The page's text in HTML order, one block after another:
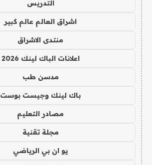
التدريس
اشراق العالم عالم كبير
منتدى الاشراق
اعلانات الباك لينك 2026
مدسن طب
باك لينك وجيست بوست
مصادر التعليم
مجلة تقنية
يو ان بي الرياضي